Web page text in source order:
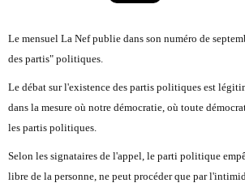
Le mensuel La Nefpublie dans son numéro de
des partis" politiques.
Le débat sur l'existence des partis politiques est
dans la mesure où notre démocratie, où toute
les partis politiques.
Selon les signataires de l'appel, le parti politique
libre de la personne, ne peut procéder que par